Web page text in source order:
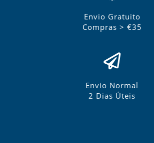
Envio Gratuito
Compras > €35
Envio Normal
2 Dias Úteis